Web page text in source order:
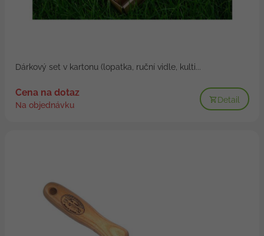
Dárkový set v kartonu (lopatka, ruční vidle, kulti...
Cena na dotaz
Na objednávku
Detail